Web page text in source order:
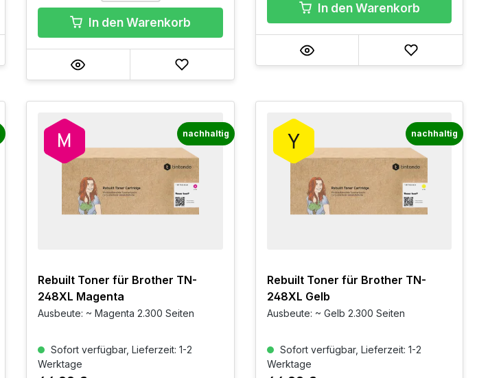
In den Warenkorb
In den Warenkorb
nachhaltig
Rebuilt Toner für Brother TN-
248XL Magenta
Ausbeute: ~ Magenta 2.300 Seiten
Sofort verfügbar, Lieferzeit: 1-2
Werktage
nachhaltig
Rebuilt Toner für Brother TN-
248XL Gelb
Ausbeute: ~ Gelb 2.300 Seiten
Sofort verfügbar, Lieferzeit: 1-2
Werktage